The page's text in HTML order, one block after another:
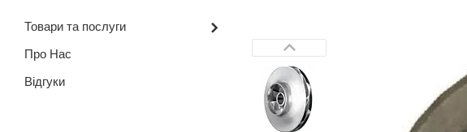
Товари та послуги
Про Нас
Відгуки